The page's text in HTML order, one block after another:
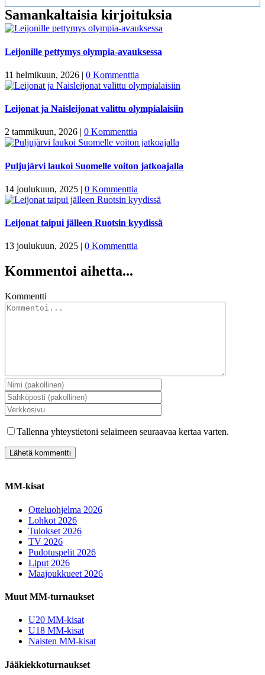
Samankaltaisia kirjoituksia
Leijonille pettymys olympia-avauksessa
11 helmikuun, 2026 | 0 Kommenttia
Leijonat ja Naisleijonat valittu olympialaisiin
2 tammikuun, 2026 | 0 Kommenttia
Puljujärvi laukoi Suomelle voiton jatkoajalla
14 joulukuun, 2025 | 0 Kommenttia
Leijonat taipui jälleen Ruotsin kyydissä
13 joulukuun, 2025 | 0 Kommenttia
Kommentoi aihetta...
Kommentti
Tallenna yhteystietoni selaimeen seuraavaa kertaa varten.
MM-kisat
Otteluohjelma 2026
Lohkot 2026
Tulokset 2026
TV 2026
Pudotuspelit 2026
Liput 2026
Maajoukkueet 2026
Muut MM-turnaukset
U20 MM-kisat
U18 MM-kisat
Naisten MM-kisat
Jääkiekkoturnaukset